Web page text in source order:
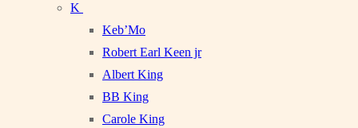
K
Keb’Mo
Robert Earl Keen jr
Albert King
BB King
Carole King